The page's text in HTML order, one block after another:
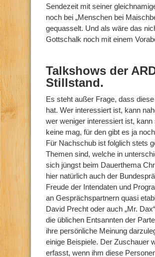
Sendezeit mit seiner
noch bei „Menschen bei
gequasselt. Und als wäre das
Gottschalk noch mit einem
Talkshows der
Stillstand.
Es steht außer Frage, dass
hat. Wer interessiert ist, kann
wer weniger interessiert ist,
keine mag, für den gibt es ja
Für Nachschub ist folglich stets
Themen sind, welche in
sich jüngst beim Dauerthema
hier natürlich auch der
Freude der Intendaten und
an Gesprächspartnern quasi
David Precht oder auch „Mr.
die üblichen Entsannten der
ihre persönliche Meinung
einige Beispiele. Der Zuschauer
erfasst, wenn ihm diese